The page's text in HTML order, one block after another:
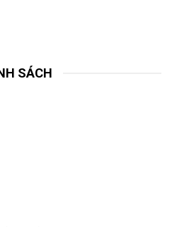
SÁCH